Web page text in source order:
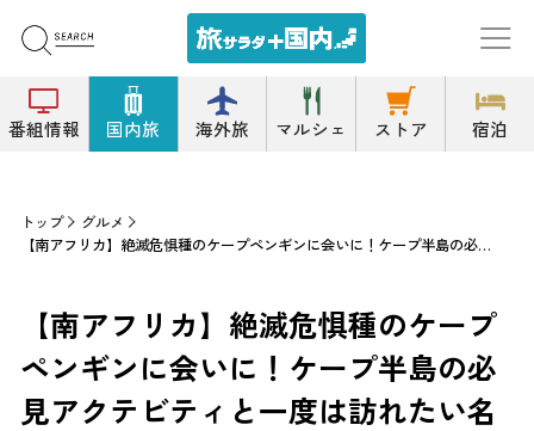
番組情報 国内旅 海外旅 マルシェ ストア 宿泊
トップ
グルメ
【南アフリカ】絶滅危惧種のケープペンギンに会いに！ケープ半島の必見アクテビティと一度は訪れたい名店レストラン
【南アフリカ】絶滅危惧種のケープ
ペンギンに会いに！ケープ半島の必
見アクテビティと一度は訪れたい名